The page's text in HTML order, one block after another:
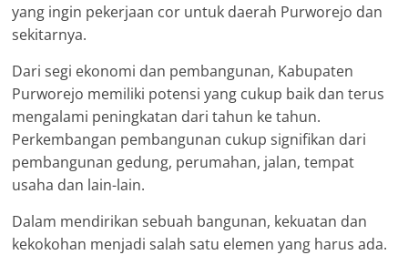
yang ingin pekerjaan cor untuk daerah Purworejo dan
sekitarnya.
Dari segi ekonomi dan pembangunan, Kabupaten
Purworejo memiliki potensi yang cukup baik dan terus
mengalami peningkatan dari tahun ke tahun.
Perkembangan pembangunan cukup signifikan dari
pembangunan gedung, perumahan, jalan, tempat
usaha dan lain-lain.
Dalam mendirikan sebuah bangunan, kekuatan dan
kekokohan menjadi salah satu elemen yang harus ada.